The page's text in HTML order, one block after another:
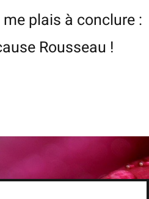
plais à conclure :
Rousseau !